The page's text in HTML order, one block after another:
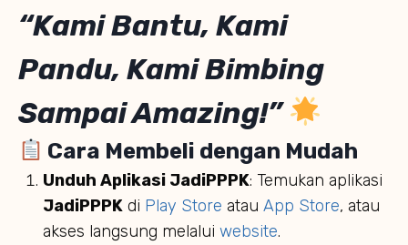
“Kami Bantu, Kami
Pandu, Kami Bimbing
Sampai Amazing!”
Cara Membeli dengan Mudah
Unduh Aplikasi JadiPPPK: Temukan aplikasi
JadiPPPK di Play Store atau App Store, atau
akses langsung melalui website.